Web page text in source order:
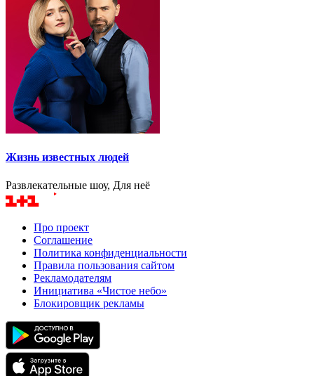
Жизнь известных людей
Развлекательные шоу, Для неё
Про проект
Соглашение
Политика конфиденциальности
Правила пользования сайтом
Рекламодателям
Инициатива «Чистое небо»
Блокировщик рекламы